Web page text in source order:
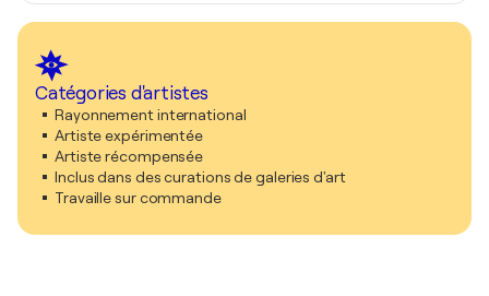
Catégories d'artistes
Rayonnement international
Artiste expérimentée
Artiste récompensée
Inclus dans des curations de galeries d'art
Travaille sur commande